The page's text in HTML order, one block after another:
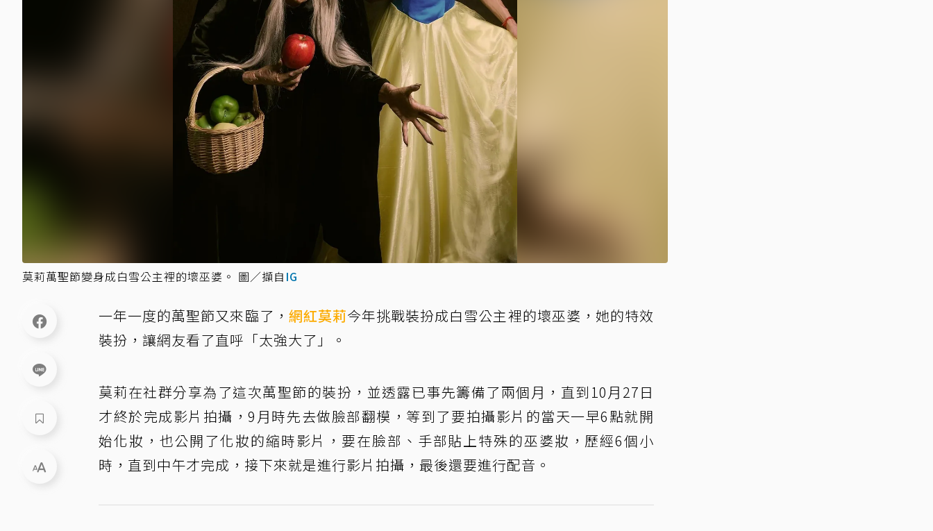
莫莉萬聖節變身成白雪公主裡的壞巫婆。 圖／擷自 IG
一年一度的萬聖節又來臨了， 網紅莫莉今年挑戰裝扮成白雪公主裡的壞巫婆，她的特效
裝扮，讓網友看了直呼「太強大了」。
莫莉在社群分享為了這次萬聖節的裝扮，並透露已事先籌備了兩個月，直到10月27日
才終於完成影片拍攝，9月時先去做臉部翻模，等到了要拍攝影片的當天一早6點就開
始化妝，也公開了化妝的縮時影片，要在臉部、手部貼上特殊的巫婆妝，歷經6個小
時，直到中午才完成，接下來就是進行影片拍攝，最後還要進行配音。